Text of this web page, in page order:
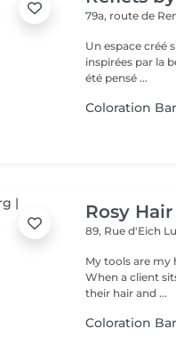
79a, route de
Un espace créé
inspirées par la
été pensé ...
Coloration
Rosy
89, Rue d'Eich
My tools are my
When a client
their hair and ...
Coloration